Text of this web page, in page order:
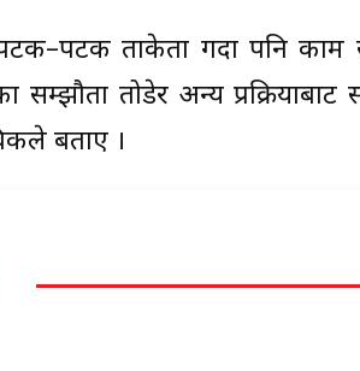
ताकेता गर्दा पनि
तोडेर अन्य प्रक्रियाबाट
बताए ।